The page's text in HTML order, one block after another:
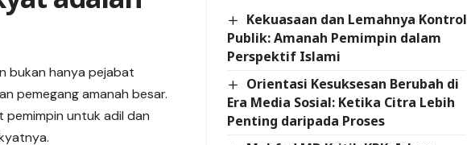
Kekuasaan dan Lemahnya Kontrol
Publik: Amanah Pemimpin dalam
Perspektif Islami
Orientasi Kesuksesan Berubah di
Era Media Sosial: Ketika Citra Lebih
Penting daripada Proses
bukan hanya pejabat
pemegang amanah besar.
untuk adil dan